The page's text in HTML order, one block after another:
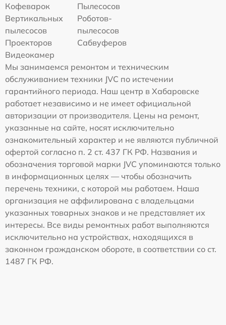
Кофеварок
Пылесосов
Вертикальных
пылесосов
Роботов-
пылесосов
Проекторов
Сабвуферов
Видеокамер
Мы занимаемся ремонтом и техническим
обслуживанием техники JVC по истечении
гарантийного периода. Наш центр в Хабаровске
работает независимо и не имеет официальной
авторизации от производителя. Цены на ремонт,
указанные на сайте, носят исключительно
ознакомительный характер и не являются публичной
офертой согласно п. 2 ст. 437 ГК РФ. Названия и
обозначения торговой марки JVC упоминаются только
в информационных целях — чтобы обозначить
перечень техники, с которой мы работаем. Наша
организация не аффилирована с владельцами
указанных товарных знаков и не представляет их
интересы. Все виды ремонтных работ выполняются
исключительно на устройствах, находящихся в
законном гражданском обороте, в соответствии со ст.
1487 ГК РФ.